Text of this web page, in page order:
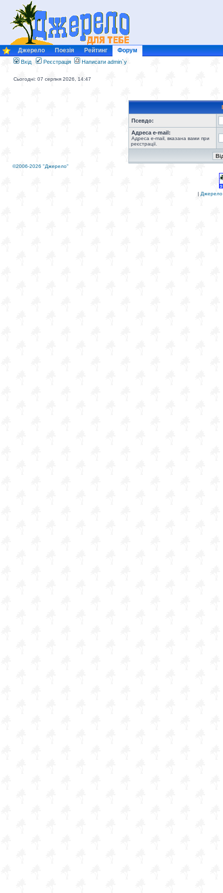
Джерело Поезія Рейтинг Форум
Вхід Реєстрація Написати admin`у
Сьогодні: 07 серпня 2026, 14:47
Псевдо:
Адреса e-mail:
Адреса e-mail, вказана вами при
реєстрації.
©2006-2026 "Джерело"
| Джерело